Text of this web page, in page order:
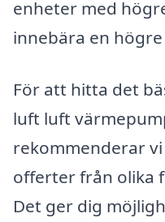
enheter med
innebära en
För att hitta det
luft luft
rekommenderar
offerter från olika
Det ger dig